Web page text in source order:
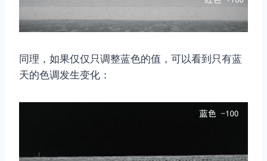
同理，如果仅仅只调整蓝色的值，可以看到只有蓝
天的色调发生变化：